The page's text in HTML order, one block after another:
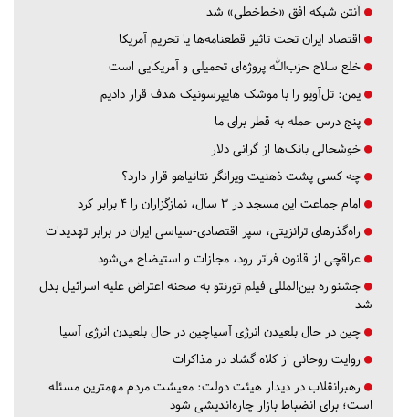
آنتن شبکه افق «خط‌خطی» شد
اقتصاد ایران تحت تاثیر قطعنامه‌ها یا تحریم‌ آمریکا
خلع سلاح حزب‌الله پروژه‌ای تحمیلی و آمریکایی است
یمن: تل‌آویو را با موشک هایپرسونیک هدف قرار دادیم
پنج درس‌ حمله به قطر برای ما
خوشحالی بانک‌ها از گرانی دلار
چه کسی پشت ذهنیت ویرانگر نتانیاهو قرار دارد؟
امام جماعت این مسجد در ۳ سال، نمازگزاران را ۴ برابر کرد
راه‌گذرهای ترانزیتی، سپر اقتصادی-سیاسی ایران در برابر تهدیدات
عراقچی از قانون فراتر رود، مجازات و استیضاح می‌شود
جشنواره بین‌المللی فیلم تورنتو به صحنه اعتراض علیه اسرائیل بدل
شد
چین در حال بلعیدن انرژی آسیاچین در حال بلعیدن انرژی آسیا
روایت روحانی از کلاه گشاد در مذاکرات
رهبرانقلاب در دیدار هیئت دولت: معیشت مردم مهمترین مسئله
است؛ برای انضباط بازار چاره‌اندیشی شود